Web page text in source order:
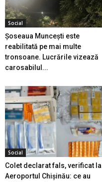
Social
Șoseaua Muncești este
reabilitată pe mai multe
tronsoane. Lucrările vizează
carosabilul...
Social
Colet declarat fals, verificat la
Aeroportul Chișinău: ce au